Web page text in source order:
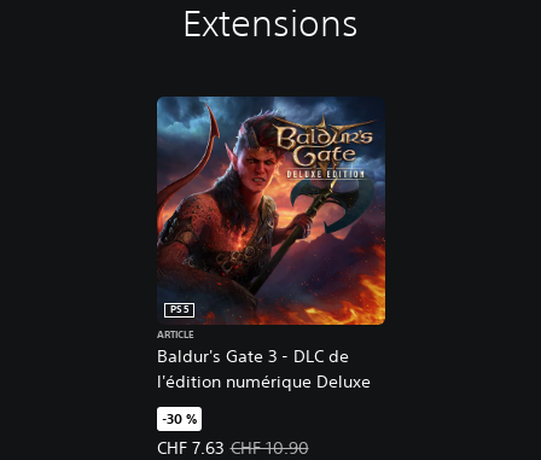
Extensions
Baldur's Gate 3 - DLC de
l'édition numérique Deluxe
PS5
ARTICLE
-30 %
CHF 7.63
Prix de l'offre : CHF 7.63 Prix initial : CHF 10.90
CHF 10.90